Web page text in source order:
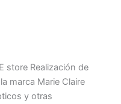
store Realización de
marca Marie Claire
y otras